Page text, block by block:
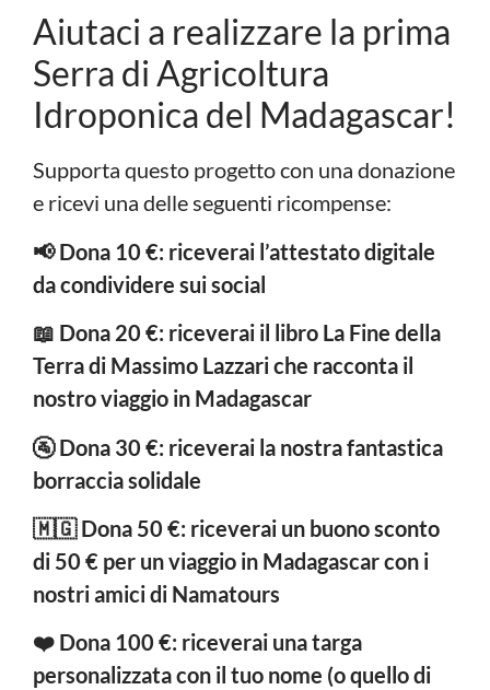
Aiutaci a realizzare la prima
Serra di Agricoltura
Idroponica del Madagascar!
Supporta questo progetto con una donazione
e ricevi una delle seguenti ricompense:
📢 Dona 10 €: riceverai l’attestato digitale
da condividere sui social
📖 Dona 20 €: riceverai il libro La Fine della
Terra di Massimo Lazzari che racconta il
nostro viaggio in Madagascar
🚰 Dona 30 €: riceverai la nostra fantastica
borraccia solidale
🇲🇬 Dona 50 €: riceverai un buono sconto
di 50 € per un viaggio in Madagascar con i
nostri amici di Namatours
❤️ Dona 100 €: riceverai una targa
personalizzata con il tuo nome (o quello di